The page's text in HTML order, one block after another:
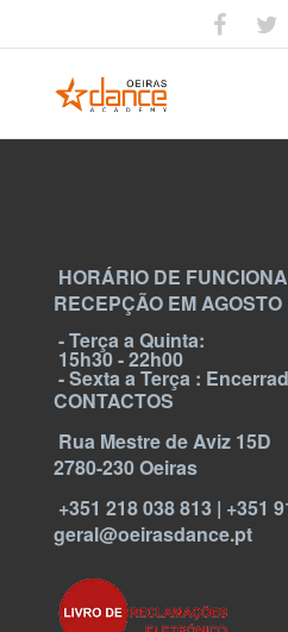
HORÁRIO DE
RECEPÇÃO EM AGOSTO
- Terça a Quinta:
15h30 - 22h00
- Sexta a Terça :
CONTACTOS
Rua Mestre de Aviz 15D
2780-230 Oeiras
+351 218 038 813 | +351
geral@oeirasdance.pt